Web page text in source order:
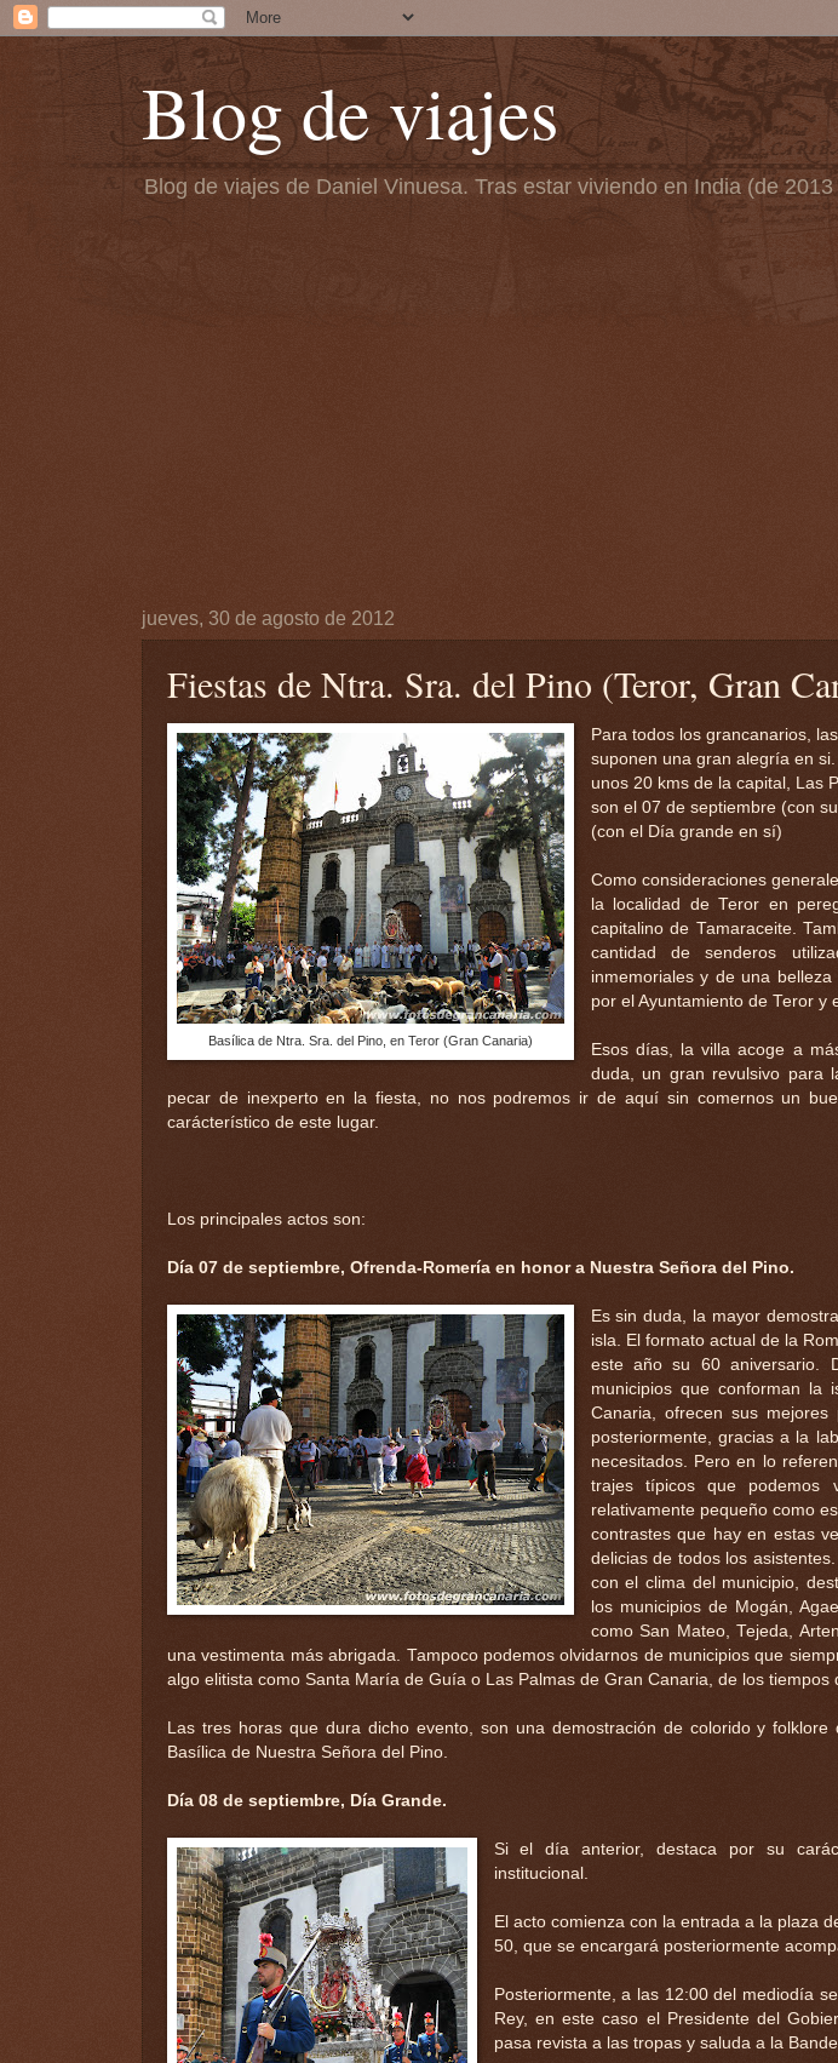
Blog de viajes
Blog de viajes de Daniel Vinuesa. Tras estar viviendo en India (de
jueves, 30 de agosto de 2012
Fiestas de Ntra. Sra. del Pino (Teror, Gran
Basílica de Ntra. Sra. del Pino, en Teror (Gran Canaria)
Para todos los grancanarios,
suponen una gran alegría en
unos 20 kms de la capital, Las
son el 07 de septiembre (con
(con el Día grande en sí)
Como consideraciones
la localidad de Teror en
capitalino de Tamaraceite.
cantidad de senderos
inmemoriales y de una
por el Ayuntamiento de Teror y
Esos días, la villa acoge a
duda, un gran revulsivo para
pecar de inexperto en la fiesta, no nos podremos ir de aquí sin comernos un
carácterístico de este lugar.
Los principales actos son:
Día 07 de septiembre, Ofrenda-Romería en honor a Nuestra Señora del Pino.
Es sin duda, la mayor
isla. El formato actual de la
este año su 60 aniversario.
municipios que conforman la
Canaria, ofrecen sus
posteriormente, gracias a la
necesitados. Pero en lo
trajes típicos que podemos
relativamente pequeño como
contrastes que hay en estas
delicias de todos los
con el clima del municipio,
los municipios de Mogán,
como San Mateo, Tejeda,
una vestimenta más abrigada. Tampoco podemos olvidarnos de municipios que
algo elitista como Santa María de Guía o Las Palmas de Gran Canaria, de los tiempos
Las tres horas que dura dicho evento, son una demostración de colorido y
Basílica de Nuestra Señora del Pino.
Día 08 de septiembre, Día Grande.
Si el día anterior, destaca por su
institucional.
El acto comienza con la entrada a la plaza
50, que se encargará posteriormente
Posteriormente, a las 12:00 del mediodía
Rey, en este caso el Presidente del
pasa revista a las tropas y saluda a la